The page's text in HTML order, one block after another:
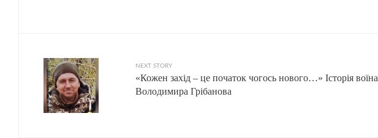
NEXT STORY
«Кожен захід – це початок чогось нового…» Історія воїна
Володимира Грібанова